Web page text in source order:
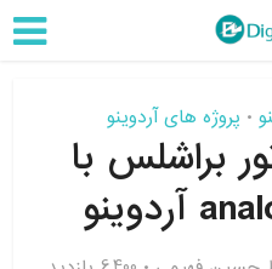
• پروژه های آردوینو
براشلس با